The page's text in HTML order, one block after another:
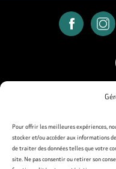
Pour offrir les meilleures expériences,
stocker et/ou accéder aux informations
de traiter des données telles que votre
site. Ne pas consentir ou retirer son
Politique